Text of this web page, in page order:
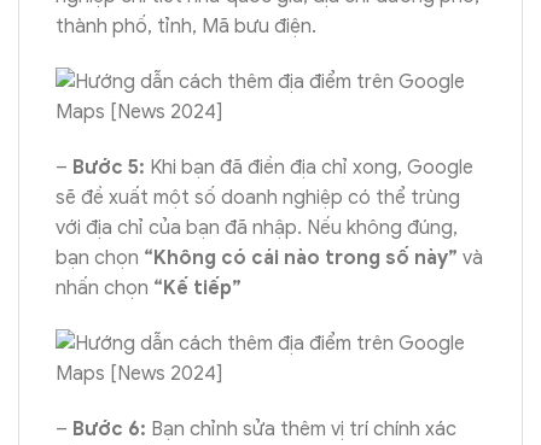
thành phố, tỉnh, Mã bưu điện.
– Bước 5: Khi bạn đã điền địa chỉ xong, Google
sẽ đề xuất một số doanh nghiệp có thể trùng
với địa chỉ của bạn đã nhập. Nếu không đúng,
bạn chọn “Không có cái nào trong số này” và
nhấn chọn “Kế tiếp”
– Bước 6: Bạn chỉnh sửa thêm vị trí chính xác